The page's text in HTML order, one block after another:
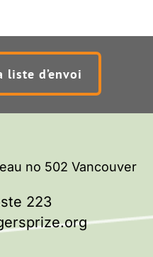
liste d’envoi
no 502 Vancouver
223